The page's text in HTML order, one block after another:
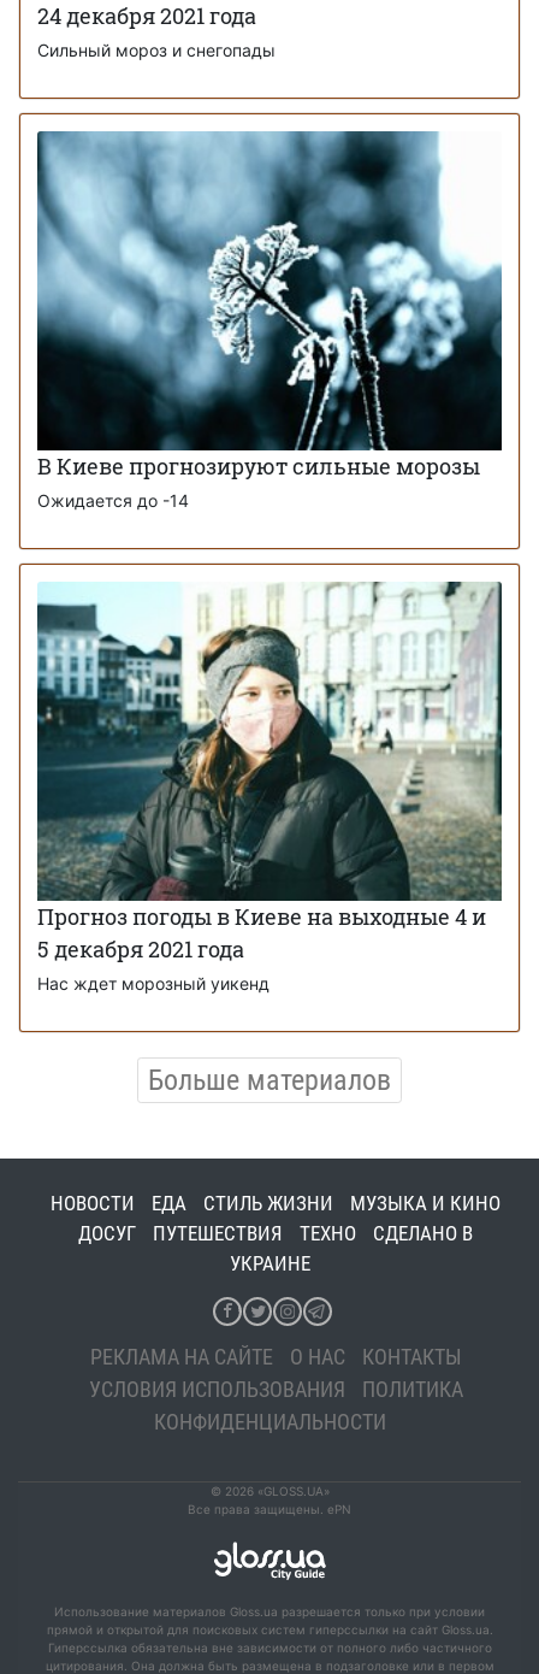
24 декабря 2021 года
Сильный мороз и снегопады
В Киеве прогнозируют сильные морозы
Ожидается до -14
Прогноз погоды в Киеве на выходные 4 и
5 декабря 2021 года
Нас ждет морозный уикенд
Больше материалов
НОВОСТИ ЕДА СТИЛЬ ЖИЗНИ
МУЗЫКА И КИНО
ДОСУГ
ПУТЕШЕСТВИЯ ТЕХНО
СДЕЛАНО В
УКРАИНЕ
РЕКЛАМА НА САЙТЕ О НАС
КОНТАКТЫ
УСЛОВИЯ ИСПОЛЬЗОВАНИЯ
ПОЛИТИКА
КОНФИДЕНЦИАЛЬНОСТИ
© 2026 «GLOSS.UA»
Все права защищены. ePN
Использование материалов Gloss.ua разрешается только при условии
прямой и открытой для поисковых систем гиперссылки на сайт Gloss.ua.
Гиперссылка обязательна вне зависимости от полного либо частичного
цитирования. Она должна быть размещена в подзаголовке или в первом